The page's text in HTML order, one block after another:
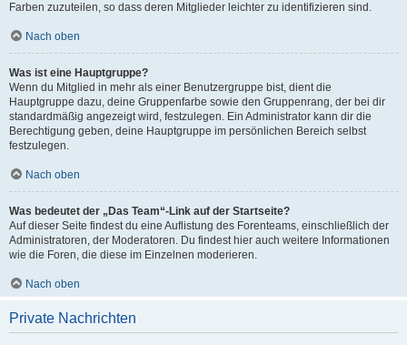
Farben zuzuteilen, so dass deren Mitglieder leichter zu identifizieren sind.
Nach oben
Was ist eine Hauptgruppe?
Wenn du Mitglied in mehr als einer Benutzergruppe bist, dient die
Hauptgruppe dazu, deine Gruppenfarbe sowie den Gruppenrang, der bei dir
standardmäßig angezeigt wird, festzulegen. Ein Administrator kann dir die
Berechtigung geben, deine Hauptgruppe im persönlichen Bereich selbst
festzulegen.
Nach oben
Was bedeutet der „Das Team“-Link auf der Startseite?
Auf dieser Seite findest du eine Auflistung des Forenteams, einschließlich der
Administratoren, der Moderatoren. Du findest hier auch weitere Informationen
wie die Foren, die diese im Einzelnen moderieren.
Nach oben
Private Nachrichten